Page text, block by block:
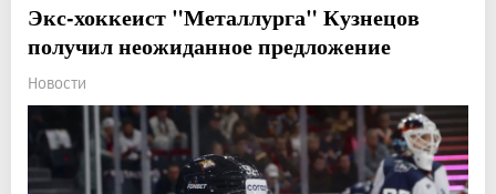
Экс-хоккеист "Металлурга" Кузнецов
получил неожиданное предложение
Новости